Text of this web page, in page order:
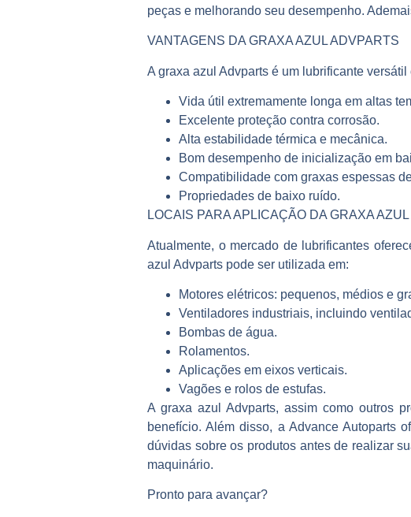
peças e melhorando seu desempenho.
VANTAGENS DA GRAXA AZUL ADVPARTS
A graxa azul Advparts é um lubrificante
Vida útil extremamente longa em altas
Excelente proteção contra corrosão.
Alta estabilidade térmica e mecânica.
Bom desempenho de inicialização em
Compatibilidade com graxas espessas
Propriedades de baixo ruído.
LOCAIS PARA APLICAÇÃO DA GRAXA
Atualmente, o mercado de lubrificantes
azul Advparts pode ser utilizada em:
Motores elétricos: pequenos, médios e
Ventiladores industriais, incluindo
Bombas de água.
Rolamentos.
Aplicações em eixos verticais.
Vagões e rolos de estufas.
A graxa azul Advparts, assim como outros
benefício. Além disso, a Advance Autoparts
dúvidas sobre os produtos antes de realizar
maquinário.
Pronto para avançar?